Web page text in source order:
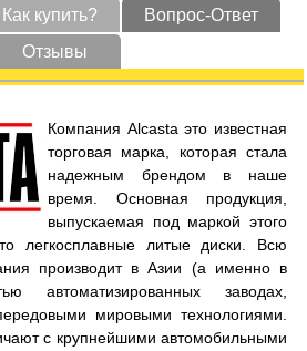
Как купить?
Вопрос-Ответ
Отзывы
Компания Alcasta это известная
торговая марка, которая стала
надежным брендом в наше
время. Основная продукция,
выпускаемая под маркой этого
легкосплавные литые диски. Всю
производит в Азии (а именно в
автоматизированных заводах,
мировыми технологиями.
с крупнейшими автомобильными